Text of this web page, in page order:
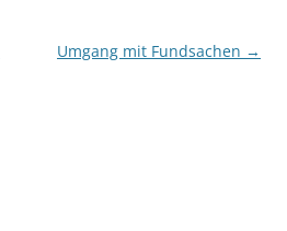
Umgang mit Fundsachen →